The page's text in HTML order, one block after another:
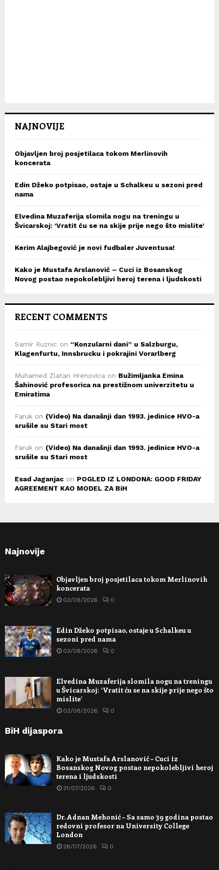
NAJNOVIJE
Objavljen broj posjetilaca tokom Merlinovih
koncerata
Edin Džeko potpisao, ostaje u Schalkeu u sezoni pred
nama
Elvedina Muzaferija slomila nogu na treningu u
Švicarskoj: ‘Vratit ću se na skije prije nego što mislite’
Kerim Alajbegović je novi fudbaler Juventusa!
Kako je Mustafa Arslanović – Cuci iz Bosanskog
Novog postao nepokolebljivi heroj terena i ljudskosti
RECENT COMMENTS
Samir Ruznic on “Konzularni dani” u Salzburgu,
Klagenfurtu, Innsbrucku i pokrajini Vorarlberg
Muhamed Zlatan Hrenovica on Bužimljanka Emina
Šahinović profesorica na prestižnom univerzitetu u
Emiratima
Faruk on (Video) Na današnji dan 1993. jedinice HVO-a
srušile su Stari most
Faruk on (Video) Na današnji dan 1993. jedinice HVO-a
srušile su Stari most
Esad Jaganjac on POGLED IZ LONDONA: GOOD FRIDAY
AGREEMENT KAO MODEL ZA BiH
Najnovije
Objavljen broj posjetilaca tokom Merlinovih
koncerata
03/08/2026 0
Edin Džeko potpisao, ostaje u Schalkeu u
sezoni pred nama
03/08/2026 0
Elvedina Muzaferija slomila nogu na treningu
u Švicarskoj: ‘Vratit ću se na skije prije nego što
mislite’
03/08/2026 0
BiH dijaspora
Kako je Mustafa Arslanović – Cuci iz
Bosanskog Novog postao nepokolebljivi heroj
terena i ljudskosti
31/07/2026 0
Dr. Adnan Mehonić – Sa samo 39 godina postao
redovni profesor na University College
London
28/07/2026 0